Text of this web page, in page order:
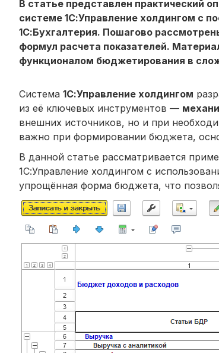
В статье представлен практический
системе 1С:Управление холдингом с
1С:Бухгалтерия. Пошагово
формул расчета показателей.
функционалом бюджетирования в
Система 1С:Управление холдингом
из её ключевых инструментов —
внешних источников, но и при
важно при формировании бюджета,
В данной статье рассматривается
1С:Управление холдингом с
упрощённая форма бюджета, что